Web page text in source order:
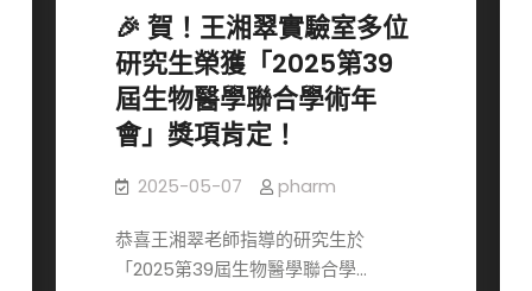
🎉 賀！王湘翠實驗室多位
研究生榮獲「2025第39
屆生物醫學聯合學術年
會」獎項肯定！
2025-05-07 pharm
恭喜王湘翠老師指導的研究生於
「2025第39屆生物醫學聯合學…